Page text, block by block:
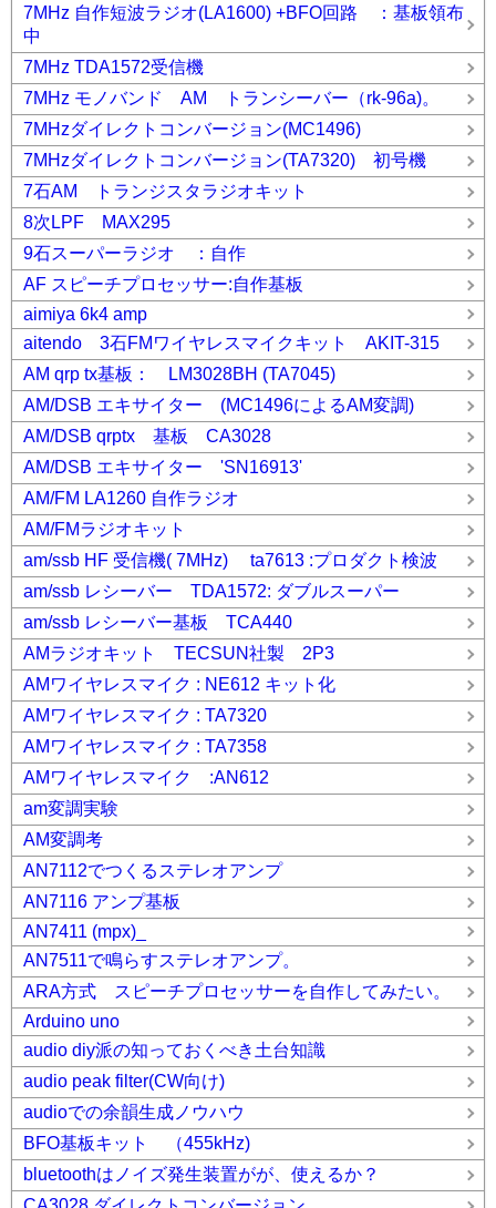
7MHz 自作短波ラジオ(LA1600) +BFO回路 ：基板領布
中
7MHz TDA1572受信機
7MHz モノバンド AM トランシーバー（rk-96a)。
7MHzダイレクトコンバージョン(MC1496)
7MHzダイレクトコンバージョン(TA7320) 初号機
7石AM トランジスタラジオキット
8次LPF MAX295
9石スーパーラジオ ：自作
AF スピーチプロセッサー:自作基板
aimiya 6k4 amp
aitendo 3石FMワイヤレスマイクキット AKIT-315
AM qrp tx基板： LM3028BH (TA7045)
AM/DSB エキサイター (MC1496によるAM変調)
AM/DSB qrptx 基板 CA3028
AM/DSB エキサイター 'SN16913'
AM/FM LA1260 自作ラジオ
AM/FMラジオキット
am/ssb HF 受信機( 7MHz) ta7613 :プロダクト検波
am/ssb レシーバー TDA1572: ダブルスーパー
am/ssb レシーバー基板 TCA440
AMラジオキット TECSUN社製 2P3
AMワイヤレスマイク : NE612 キット化
AMワイヤレスマイク : TA7320
AMワイヤレスマイク : TA7358
AMワイヤレスマイク :AN612
am変調実験
AM変調考
AN7112でつくるステレオアンプ
AN7116 アンプ基板
AN7411 (mpx)_
AN7511で鳴らすステレオアンプ。
ARA方式 スピーチプロセッサーを自作してみたい。
Arduino uno
audio diy派の知っておくべき土台知識
audio peak filter(CW向け)
audioでの余韻生成ノウハウ
BFO基板キット （455kHz)
bluetoothはノイズ発生装置がが、使えるか？